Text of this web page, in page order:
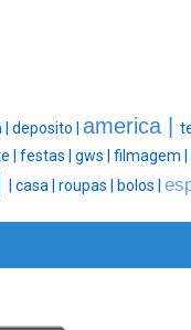
deposito | america |
| festas | gws | filmagem |
casa | roupas | bolos |